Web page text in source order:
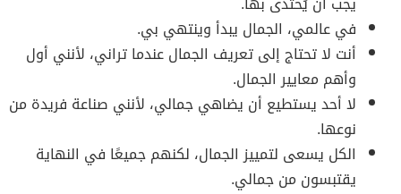
في عالمي، الجمال يبدأ وينتهي بي.
أنت لا تحتاج إلى تعريف الجمال عندما تراني، لأنني أول
وأهم معايير الجمال.
لا أحد يستطيع أن يضاهي جمالي، لأنني صناعة فريدة من
نوعها.
الكل يسعى لتمييز الجمال، لكنهم جميعًا في النهاية
يقتبسون من جمالي.